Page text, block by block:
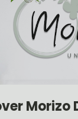
Morizo